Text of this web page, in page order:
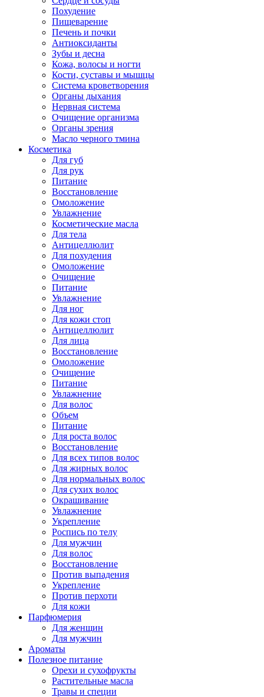
Похудение
Пищеварение
Печень и почки
Антиоксиданты
Зубы и десна
Кожа, волосы и ногти
Кости, суставы и мышцы
Система кроветворения
Органы дыхания
Нервная система
Очищение организма
Органы зрения
Масло черного тмина
Косметика
Для губ
Для рук
Питание
Восстановление
Омоложение
Увлажнение
Косметические масла
Для тела
Антицеллюлит
Для похудения
Омоложение
Очищение
Питание
Увлажнение
Для ног
Для кожи стоп
Антицеллюлит
Для лица
Восстановление
Омоложение
Очищение
Питание
Увлажнение
Для волос
Объем
Питание
Для роста волос
Восстановление
Для всех типов волос
Для жирных волос
Для нормальных волос
Для сухих волос
Окрашивание
Увлажнение
Укрепление
Роспись по телу
Для мужчин
Для волос
Восстановление
Против выпадения
Укрепление
Против перхоти
Для кожи
Парфюмерия
Для женщин
Для мужчин
Ароматы
Полезное питание
Орехи и сухофрукты
Растительные масла
Травы и специи